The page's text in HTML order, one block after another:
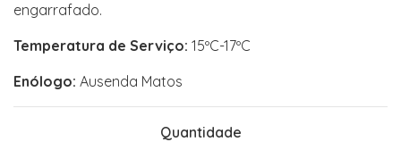
engarrafado.
Temperatura de Serviço: 15ºC-17ºC
Enólogo: Ausenda Matos
Quantidade